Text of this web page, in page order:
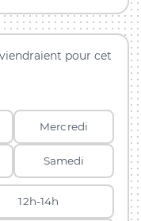
pour cet
Mercredi
Samedi
12h-14h